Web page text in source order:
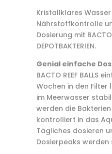
Kristallklares
Nährstoffkontrolle
Dosierung mit BACTO
DEPOTBAKTERIEN.
Genial einfache
BACTO REEF BALLS
Wochen in den Filter
im Meerwasser
werden die
kontrolliert in das
Tägliches dosieren
Dosierpeaks werden